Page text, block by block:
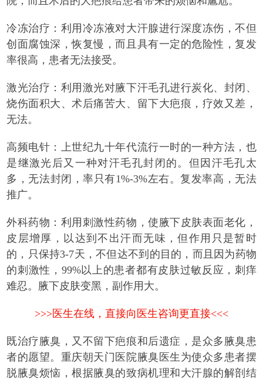
冷冻治疗：利用冷冻液对大汗腺进行深度冻伤，不但
创面腐蚀深，恢复慢，而且具有一定的危险性，复发
率很高，患者无法接受。
激光治疗：利用激光对腋下汗毛孔进行炭化、封闭、
烧伤面积大、术后痛苦大、留下大疤痕，疗效又差，
无法。
高频电针：上世纪九十年代流行一时的一种方法，也
是继激光后又一种对汗毛孔封闭的。但因汗毛孔太
多，无法封闭，率只有1%-3%左右。复发率高，无法
推广。
外科药物：利用刺激性药物，使腋下皮肤表面老化，
皮层增厚，以达到不出汗而无味，但作用只是暂时
的，只保持3-7天，不但达不到的目的，而且因为药物
的刺激性，99%以上的患者都有皮肤过敏反应，刺痒
难忍。腋下皮肤变黑，副作用大。
>>>医生在线，直接向医生咨询更直接<<<
既治疗腋臭，又不留下疤痕和后遗症，是众多腋臭患
者的愿望。重庆朝天门医院腋臭医生为使众多患者摆
脱腋臭烦恼，根据腋臭的致病机理和大汗腺的解剖结